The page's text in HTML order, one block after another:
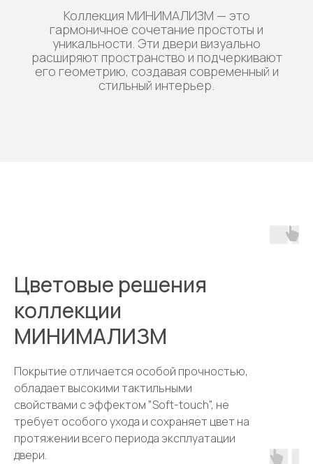
Коллекция МИНИМАЛИЗМ — это
гармоничное сочетание простоты и
уникальности. Эти двери визуально
расширяют пространство и подчеркивают
его геометрию, создавая современный и
стильный интерьер.
Цветовые решения
коллекции
МИНИМАЛИЗМ
Покрытие отличается особой прочностью,
обладает высокими тактильными
свойствами с эффектом "Soft-touch", не
требует особого ухода и сохраняет цвет на
протяжении всего периода эксплуатации
двери.